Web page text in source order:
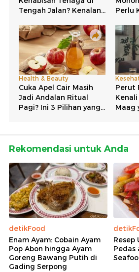
Rekomendasi untuk Anda
detikFood
Enam Ayam: Cobain Ayam
Pop Abon hingga Ayam
Goreng Bawang Putih di
Gading Serpong
Resep
Pedas